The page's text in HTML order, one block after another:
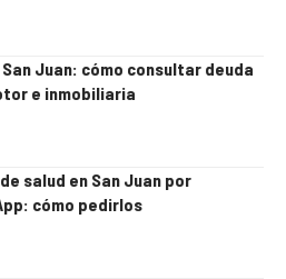
Juan: cómo consultar deuda
e inmobiliaria
salud en San Juan por
cómo pedirlos